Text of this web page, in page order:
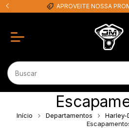
APROVEITE NOSSA
Início Departamentos Harley-